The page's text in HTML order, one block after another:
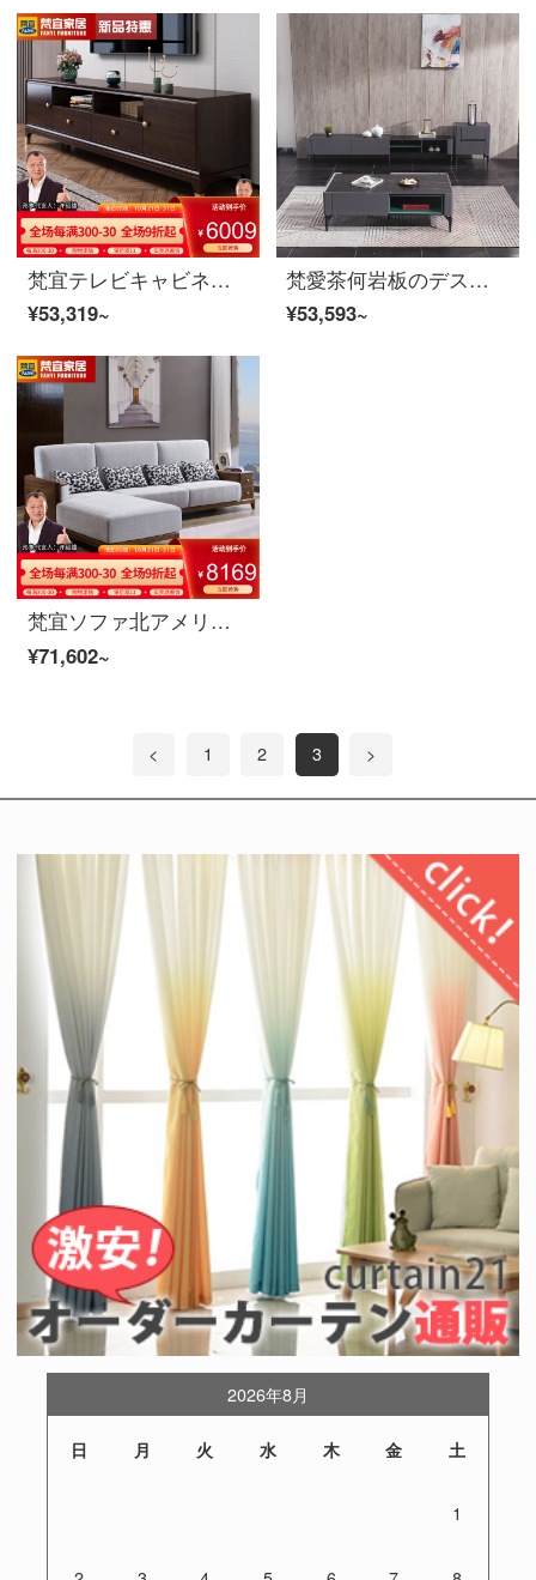
梵宜テレビキャビネットの実木テレビキャビネットアメリカチェリー木茶の組み合わせセットの棚が豪華で高級なリビングルームの逸品家具【チェリーの木】1.8 mテレビキャビネット+サイドキャビネット*2黒胡桃色+白
¥53,319~
梵愛茶何岩板のデスクトップ現代簡単な茶何テレビの箱の組合せは軽奢で贅沢な極簡単なリビングルームの家具のお茶何+テレビの箱+食事の辺の戸棚+二斗の戸棚*1岩板のデスクトップ
¥53,593~
梵宜ソファ北アメリカ黒胡桃の木の実木ソファ1+2+3セットの布芸単双三人のソファーの大きさと部屋型のアメリカンソファが簡単にリビングの家具を予約します。8 W 10の三人の位+貴妃北米の黒胡桃の木
¥71,602~
< 1 2 3 >
2026年8月
日 月 火 水 木 金 土
1